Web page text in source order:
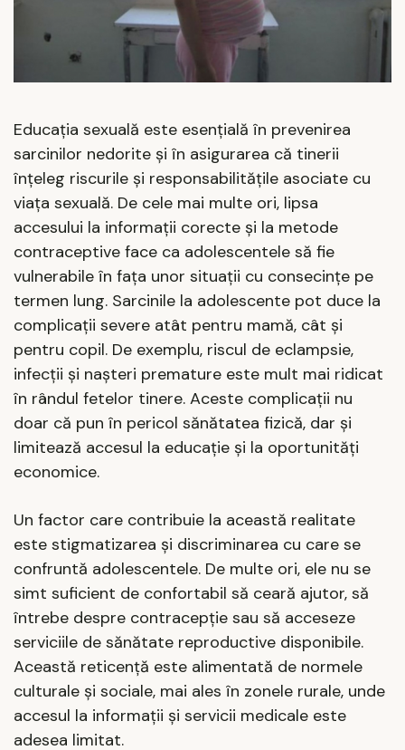
Educația sexuală este esențială în prevenirea
sarcinilor nedorite și în asigurarea că tinerii
înțeleg riscurile și responsabilitățile asociate cu
viața sexuală. De cele mai multe ori, lipsa
accesului la informații corecte și la metode
contraceptive face ca adolescentele să fie
vulnerabile în fața unor situații cu consecințe pe
termen lung. Sarcinile la adolescente pot duce la
complicații severe atât pentru mamă, cât și
pentru copil. De exemplu, riscul de eclampsie,
infecții și nașteri premature este mult mai ridicat
în rândul fetelor tinere. Aceste complicații nu
doar că pun în pericol sănătatea fizică, dar și
limitează accesul la educație și la oportunități
economice.
Un factor care contribuie la această realitate
este stigmatizarea și discriminarea cu care se
confruntă adolescentele. De multe ori, ele nu se
simt suficient de confortabil să ceară ajutor, să
întrebe despre contracepție sau să acceseze
serviciile de sănătate reproductive disponibile.
Această reticență este alimentată de normele
culturale și sociale, mai ales în zonele rurale, unde
accesul la informații și servicii medicale este
adesea limitat.